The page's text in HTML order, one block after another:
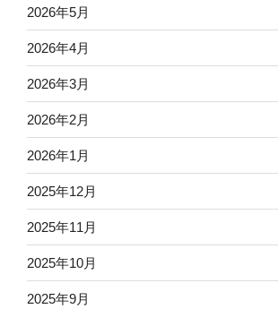
2026年5月
2026年4月
2026年3月
2026年2月
2026年1月
2025年12月
2025年11月
2025年10月
2025年9月